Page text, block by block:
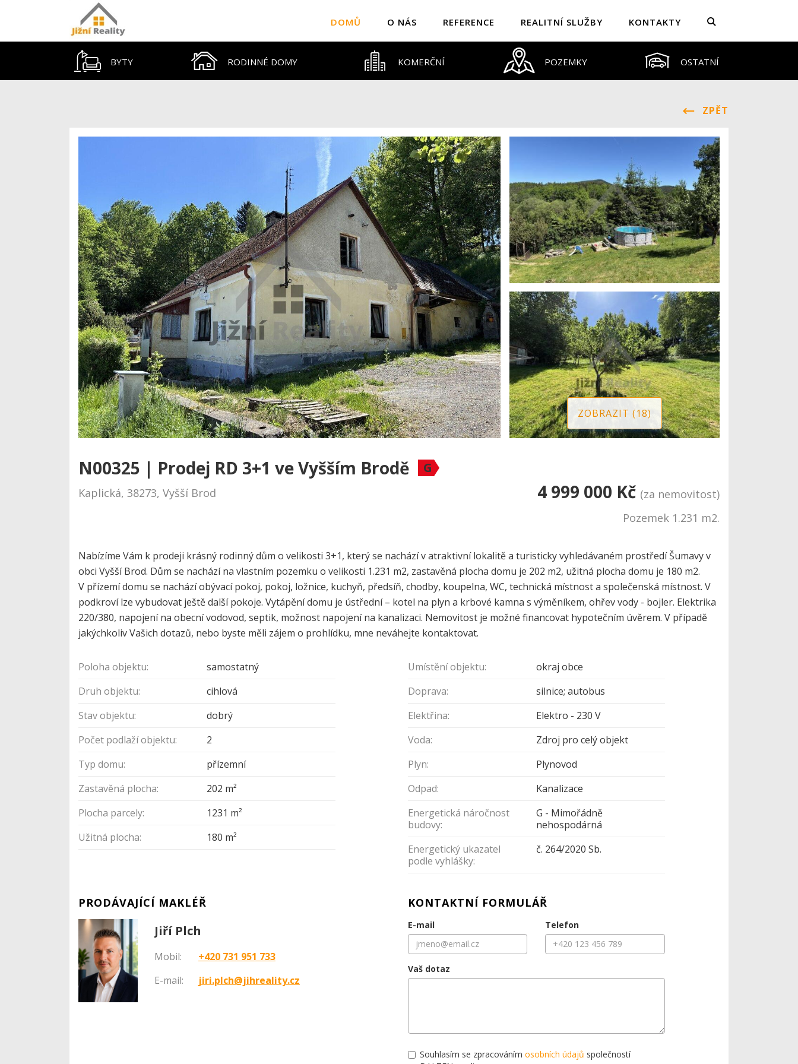
DOMŮ O NÁS REFERENCE REALITNÍ SLUŽBY KONTAKTY
BYTY RODINNÉ DOMY KOMERČNÍ POZEMKY OSTATNÍ
ZPĚT
ZOBRAZIT (18)
N00325 | Prodej RD 3+1 ve Vyšším Brodě G
Kaplická, 38273, Vyšší Brod 4 999 000 Kč (za nemovitost)
Pozemek 1.231 m2.
Nabízíme Vám k prodeji krásný rodinný dům o velikosti 3+1, který se nachází v atraktivní lokalitě a turisticky vyhledávaném prostředí Šumavy v
obci Vyšší Brod. Dům se nachází na vlastním pozemku o velikosti 1.231 m2, zastavěná plocha domu je 202 m2, užitná plocha domu je 180 m2.
V přízemí domu se nachází obývací pokoj, pokoj, ložnice, kuchyň, předsíň, chodby, koupelna, WC, technická místnost a společenská místnost. V
podkroví lze vybudovat ještě další pokoje. Vytápění domu je ústřední – kotel na plyn a krbové kamna s výměníkem, ohřev vody - bojler. Elektrika
220/380, napojení na obecní vodovod, septik, možnost napojení na kanalizaci. Nemovitost je možné financovat hypotečním úvěrem. V případě
jakýchkoliv Vašich dotazů, nebo byste měli zájem o prohlídku, mne neváhejte kontaktovat.
Poloha objektu:
samostatný
Druh objektu:
cihlová
Stav objektu:
dobrý
Počet podlaží objektu:
2
Typ domu:
přízemní
Zastavěná plocha:
202 m²
Plocha parcely:
1231 m²
Užitná plocha:
180 m²
Umístění objektu:
okraj obce
Doprava:
silnice; autobus
Elektřina:
Elektro - 230 V
Voda:
Zdroj pro celý objekt
Plyn:
Plynovod
Odpad:
Kanalizace
Energetická náročnost
budovy:
G - Mimořádně
nehospodárná
Energetický ukazatel
podle vyhlášky:
č. 264/2020 Sb.
PRODÁVAJÍCÍ MAKLÉŘ
Jiří Plch
Mobil:
+420 731 951 733
E-mail:
jiri.plch@jihreality.cz
KONTAKTNÍ FORMULÁŘ
E-mail Telefon
Vaš dotaz
Souhlasím se zpracováním osobních údajů společností